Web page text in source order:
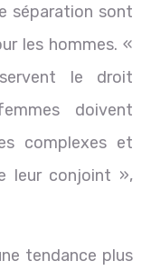
séparation sont
les hommes. «
le droit
doivent
complexes et
leur conjoint »,
tendance plus